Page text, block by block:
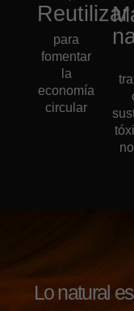
Reutilizar
para
fomentar
la
economía
circular
Lo natural